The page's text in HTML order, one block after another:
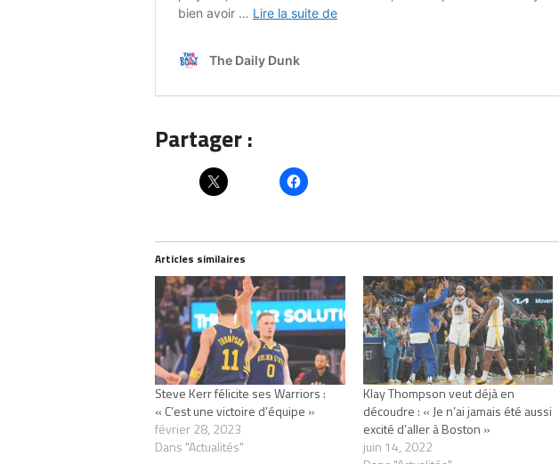
Partager :
Articles similaires
Steve Kerr félicite ses Warriors :
« C’est une victoire d’équipe »
février 28, 2023
Dans "Actualités"
Klay Thompson veut déjà en
découdre : « Je n’ai jamais été aussi
excité d’aller à Boston »
juin 14, 2022